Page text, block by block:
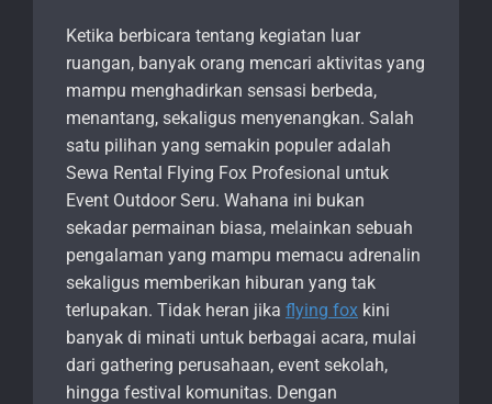
Ketika berbicara tentang kegiatan luar
ruangan, banyak orang mencari aktivitas yang
mampu menghadirkan sensasi berbeda,
menantang, sekaligus menyenangkan. Salah
satu pilihan yang semakin populer adalah
Sewa Rental Flying Fox Profesional untuk
Event Outdoor Seru. Wahana ini bukan
sekadar permainan biasa, melainkan sebuah
pengalaman yang mampu memacu adrenalin
sekaligus memberikan hiburan yang tak
terlupakan. Tidak heran jika flying fox kini
banyak di minati untuk berbagai acara, mulai
dari gathering perusahaan, event sekolah,
hingga festival komunitas. Dengan